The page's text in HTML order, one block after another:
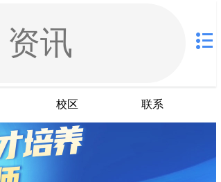
校区 联系